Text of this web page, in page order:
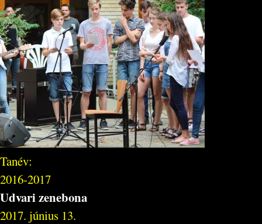
Tanév:
2016-2017
Udvari zenebona
2017. június 13.